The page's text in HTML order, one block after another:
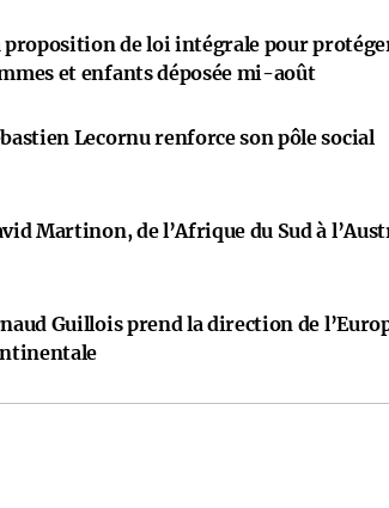
proposition de loi intégrale pour
et enfants déposée mi-août
Lecornu renforce son pôle social
Martinon, de l’Afrique du Sud à
Guillois prend la direction de